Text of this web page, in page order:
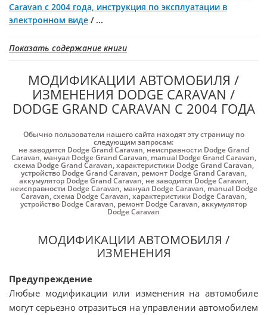
Caravan с 2004 года, инструкция по эксплуатации в
электронном виде / ...
Показать содержание книги
МОДИФИКАЦИИ АВТОМОБИЛЯ /
ИЗМЕНЕНИЯ DODGE CARAVAN /
DODGE GRAND CARAVAN С 2004 ГОДА
Обычно пользователи нашего сайта находят эту страницу по
следующим запросам:
не заводится Dodge Grand Caravan, неисправности Dodge Grand
Caravan, мануал Dodge Grand Caravan, manual Dodge Grand Caravan,
схема Dodge Grand Caravan,характеристики Dodge Grand Caravan,
устройство Dodge Grand Caravan, ремонт Dodge Grand Caravan,
аккумулятор Dodge Grand Caravan, не заводится Dodge Caravan,
неисправности Dodge Caravan, мануал Dodge Caravan, manual Dodge
Caravan,схема Dodge Caravan,характеристики Dodge Caravan,
устройство Dodge Caravan, ремонт Dodge Caravan,аккумулятор
Dodge Caravan
МОДИФИКАЦИИ АВТОМОБИЛЯ /
ИЗМЕНЕНИЯ
Предупреждение
Любые модификации или изменения на автомобиле
могут серьезно отразиться на управлении автомобилем